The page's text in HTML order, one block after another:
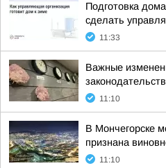
Подготовка
сделать
11:33
Важные
11:10
В Мончегорске
признана
11:10